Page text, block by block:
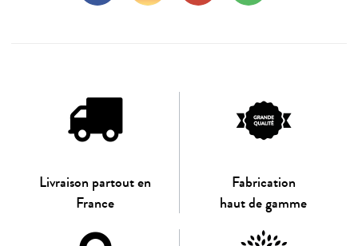
Livraison partout en
France
Fabrication
haut de gamme